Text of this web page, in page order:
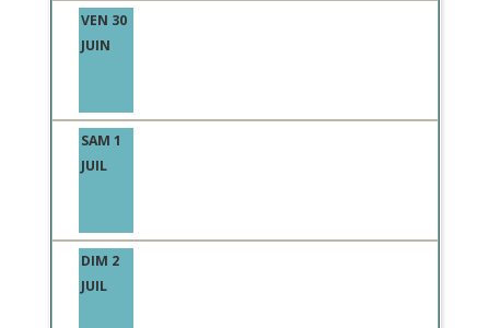
VEN 30
JUIN
SAM 1
JUIL
DIM 2
JUIL